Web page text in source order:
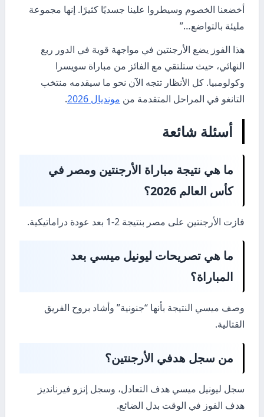
أخضعنا الخصوم وسيطروا علينا جسديًا كثيرًا. إنها مجموعة
مليئة بالتواضع…”
هذا الفوز يضع الأرجنتين في مواجهة قوية في الدور ربع
النهائي، حيث ستلتقي مع الفائز من مباراة سويسرا
وكولومبيا. كل الأنظار تتجه الآن نحو ما سيقدمه منتخب
التانغو في المراحل المتقدمة من مونديال 2026 .
أسئلة شائعة
ما هي نتيجة مباراة الأرجنتين ومصر في
كأس العالم 2026؟
فازت الأرجنتين على مصر بنتيجة 2-1 بعد عودة دراماتيكية.
ما هي تصريحات ليونيل ميسي بعد
المباراة؟
وصف ميسي النتيجة بأنها “جنونية” وأشاد بروح الفريق
القتالية.
من سجل هدفي الأرجنتين؟
سجل ليونيل ميسي هدف التعادل، وسجل إنزو فيرنانديز
هدف الفوز في الوقت بدل الضائع.